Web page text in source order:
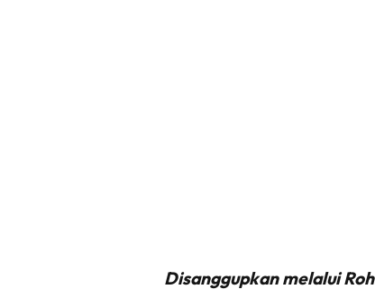
Disanggupkan melalui Roh